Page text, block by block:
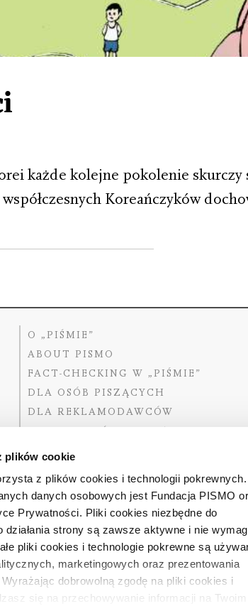
plików cookie
z plików cookies i technologii pokrewnych.
danych osobowych jest Fundacja PISMO
Prywatności. Pliki cookies niezbędne do
działania strony są zawsze aktywne i nie
pliki cookies i technologie pokrewne są
marketingowych oraz prezentowania
dobrowolną zgodę na pliki cookies i
się na przechowywanie informacji na Twoim
każde kolejne pokolenie skurczy
Koreańczyków
O „PIŚMIE”
ABOUT PISMO
FACT-CHECKING W „PIŚMIE”
DLA OSÓB PISZĄCYCH
DLA REKLAMODAWCÓW